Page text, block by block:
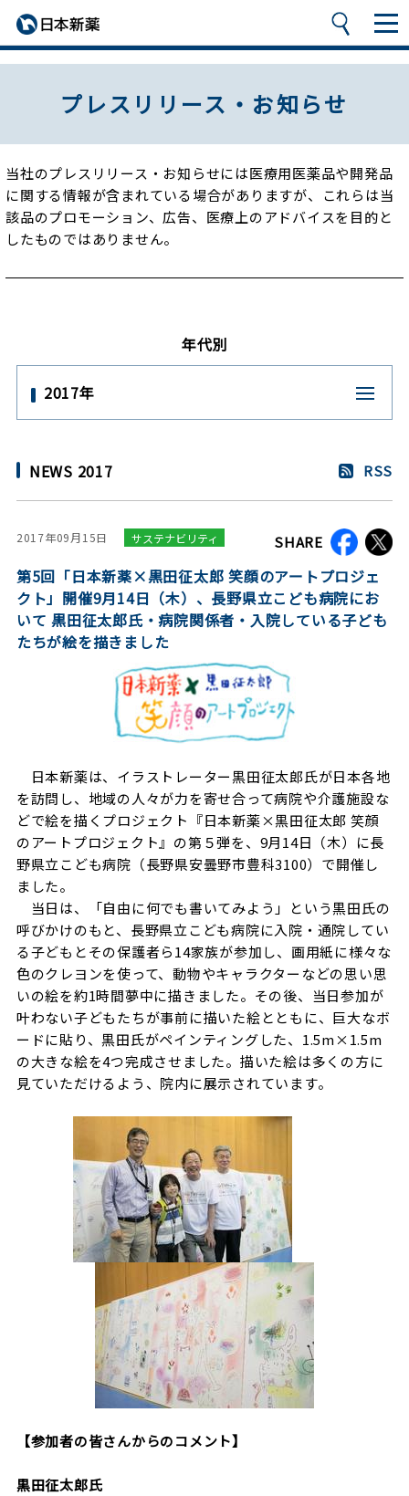
プレスリリース・お知らせ
当社のプレスリリース・お知らせには医療用医薬品や開発品
に関する情報が含まれている場合がありますが、
これらは当
該品のプロモーション、広告、医療上のアドバイスを目的と
したものではありません。
年代別
2017年
NEWS 2017 RSS
2017年09月15日 サステナビリティ SHARE
第5回「日本新薬×黒田征太郎 笑顔のアートプロジェ
クト」開催9月14日（木）、長野県立こども病院にお
いて 黒田征太郎氏・病院関係者・入院している子ども
たちが絵を描きました
日本新薬は、イラストレーター黒田征太郎氏が日本各地
を訪問し、地域の人々が力を寄せ合って病院や介護施設な
どで絵を描くプロジェクト『日本新薬×黒田征太郎 笑顔
のアートプロジェクト』の第５弾を、9月14日（木）に長
野県立こども病院（長野県安曇野市豊科3100）で開催し
ました。
当日は、「自由に何でも書いてみよう」という黒田氏の
呼びかけのもと、長野県立こども病院に入院・通院してい
る子どもとその保護者ら14家族が参加し、画用紙に様々な
色のクレヨンを使って、動物やキャラクターなどの思い思
いの絵を約1時間夢中に描きました。その後、当日参加が
叶わない子どもたちが事前に描いた絵とともに、巨大なボ
ードに貼り、黒田氏がペインティングした、1.5m×1.5m
の大きな絵を4つ完成させました。描いた絵は多くの方に
見ていただけるよう、院内に展示されています。
【参加者の皆さんからのコメント】
黒田征太郎氏